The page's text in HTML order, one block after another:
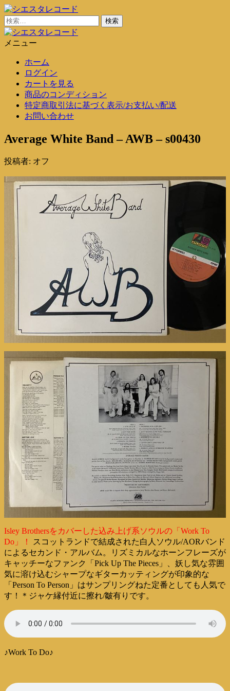
コ
ン
テ
ン
シエスタレコード
中古レコード通販
検
索:
メニュー
ホーム
ログイン
カートを見る
商品のコンディション
特定商取引法に基づく表示/お支払い/配送
お問い合わせ
Average White Band – AWB – s00430
投稿者: オフ
Isley Brothersをカバーした込み上げ系ソウルの「Work To
Do」！
スコットランドで結成された白人ソウル/AORバンド
によるセカンド・アルバム。リズミカルなホーンフレーズが
キャッチーなファンク「Pick Up The Pieces」、妖し気な雰囲
気に溶け込むシャープなギターカッティングが印象的な
「Person To Person」はサンプリングねた定番としても人気で
す！＊ジャケ縁付近に擦れ/皺有りです。
♪Work To Do♪